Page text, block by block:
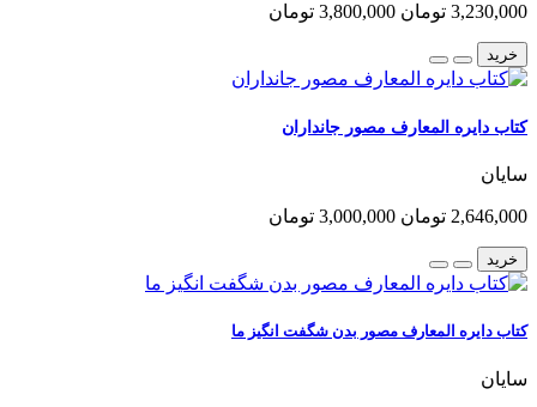
3,230,000 تومان 3,800,000 تومان
خرید
کتاب دایره المعارف مصور جانداران
سایان
2,646,000 تومان 3,000,000 تومان
خرید
کتاب دایره المعارف مصور بدن شگفت انگیز ما
سایان